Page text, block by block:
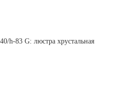
h-83 G: люстра хрустальная